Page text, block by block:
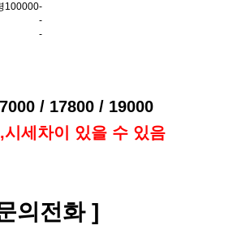
100000-
-
-
/ 17800 / 19000
세차이 있을 수 있음
의전화 ]